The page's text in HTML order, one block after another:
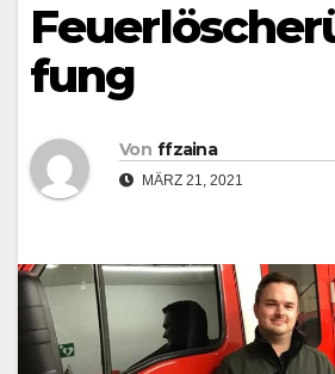
fung
Von ffzaina
MÄRZ 21, 2021